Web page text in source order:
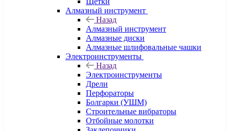
Алмазный инструмент
Назад
Алмазный инструмент
Алмазные диски
Алмазные шлифовальные чашки
Электроинструменты
Назад
Электроинструменты
Дрели
Перфораторы
Болгарки (УШМ)
Строительные вибраторы
Отбойные молотки